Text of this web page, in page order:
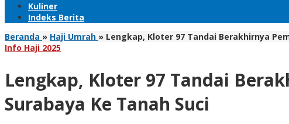
Kuliner
Indeks Berita
Beranda » Haji Umrah » Lengkap, Kloter 97 Tandai Berakhirnya
Info Haji 2025
Lengkap, Kloter 97 Tandai
Surabaya Ke Tanah Suci